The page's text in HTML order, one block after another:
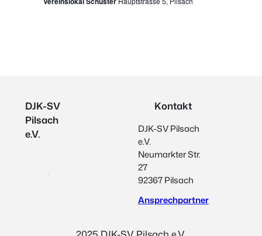
DJK-SV
Pilsach
e.V.
Kontakt
DJK-SV Pilsach
e.V.
Neumarkter Str.
27
92367 Pilsach
Ansprechpartner